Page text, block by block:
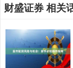
财盛证券 相关